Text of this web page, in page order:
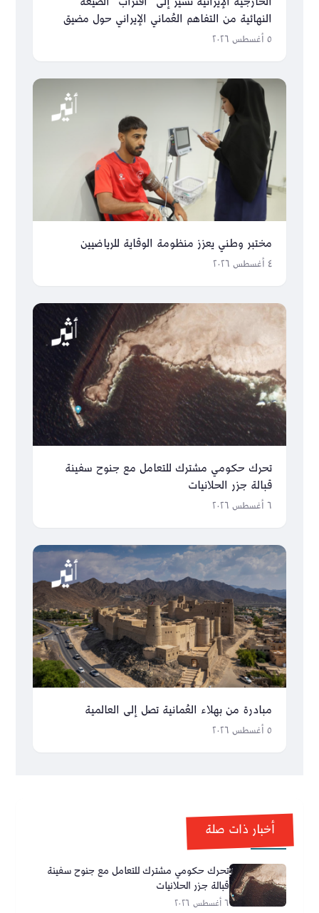
النهائية من التفاهم العُماني الإيراني حول مضيق
هرمز
٥ أغسطس ٢٠٢٦
مختبر وطني يعزز منظومة الوقاية للرياضيين
٤ أغسطس ٢٠٢٦
تحرك حكومي مشترك للتعامل مع جنوح سفينة
قبالة جزر الحلانيات
٦ أغسطس ٢٠٢٦
مبادرة من بهلاء العُمانية تصل إلى العالمية
٥ أغسطس ٢٠٢٦
أخبار ذات صلة
تحرك حكومي مشترك للتعامل مع جنوح سفينة
قبالة جزر الحلانيات
٦ أغسطس ٢٠٢٦